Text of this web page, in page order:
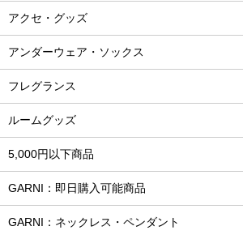
アクセ・グッズ
アンダーウェア・ソックス
フレグランス
ルームグッズ
5,000円以下商品
GARNI：即日購入可能商品
GARNI：ネックレス・ペンダント